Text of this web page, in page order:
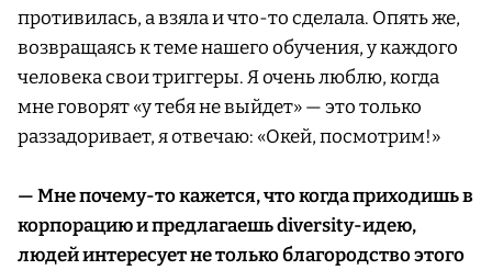
противилась, а взяла и что-то сделала. Опять же,
возвращаясь к теме нашего обучения, у каждого
человека свои триггеры. Я очень люблю, когда
мне говорят «у тебя не выйдет» — это только
раззадоривает, я отвечаю: «Окей, посмотрим!»
— Мне почему-то кажется, что когда приходишь в
корпорацию и предлагаешь diversity-идею,
людей интересует не только благородство этого